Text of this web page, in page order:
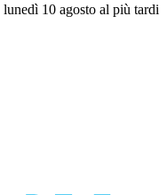
10 agosto al più tardi